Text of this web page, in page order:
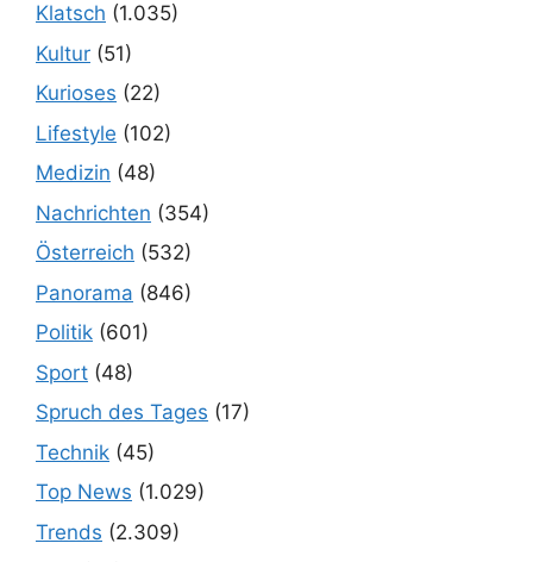
Klatsch (1.035)
Kultur (51)
Kurioses (22)
Lifestyle (102)
Medizin (48)
Nachrichten (354)
Österreich (532)
Panorama (846)
Politik (601)
Sport (48)
Spruch des Tages (17)
Technik (45)
Top News (1.029)
Trends (2.309)